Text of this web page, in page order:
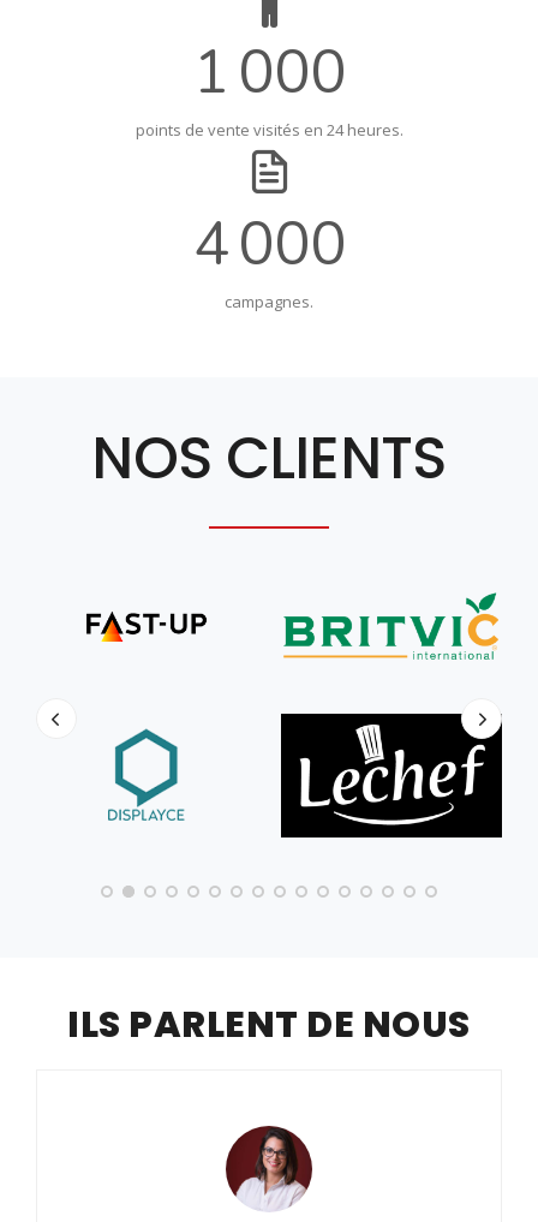
1 000
points de vente visités en 24 heures.
4 000
campagnes.
NOS CLIENTS
ILS PARLENT DE NOUS